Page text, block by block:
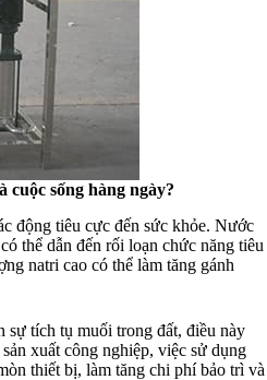
sống hàng ngày?
động tiêu cực đến sức khỏe. Nước
thể dẫn đến rối loạn chức năng tiêu
natri cao có thể làm tăng gánh
sự tích tụ muối trong đất, điều này
xuất công nghiệp, việc sử dụng
thiết bị, làm tăng chi phí bảo trì và